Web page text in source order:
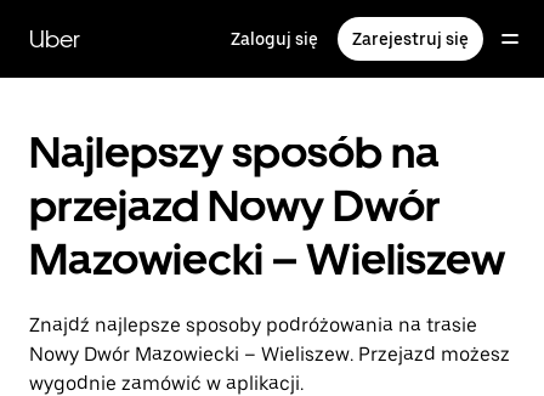
głównej
zawartości
Uber Zaloguj się Zarejestruj się
Najlepszy sposób na
przejazd Nowy Dwór
Mazowiecki – Wieliszew
Znajdź najlepsze sposoby podróżowania na trasie
Nowy Dwór Mazowiecki – Wieliszew. Przejazd możesz
wygodnie zamówić w aplikacji.